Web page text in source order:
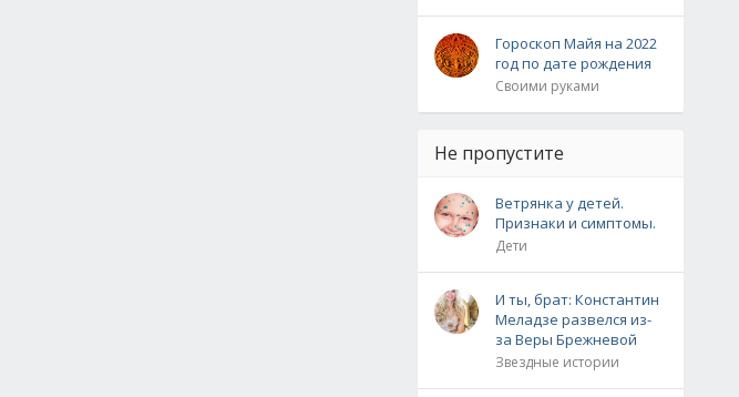
Гороскоп Майя на 2022
год по дате рождения
Своими руками
Не пропустите
Ветрянка у детей.
Признаки и симптомы.
Дети
И ты, брат: Константин
Меладзе развелся из-
за Веры Брежневой
Звездные истории